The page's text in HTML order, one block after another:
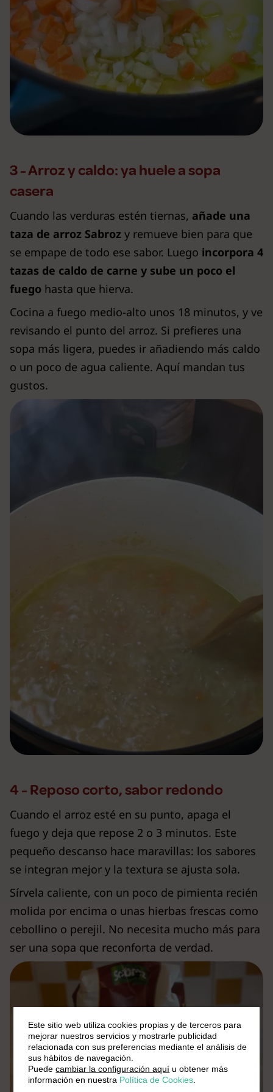
3 - Arroz y caldo: ya huele a sopa
casera
Cuando las verduras estén tiernas, añade una
taza de arroz Sabroz y remueve bien para que
se empape de todo ese sabor. Luego incorpora 4
tazas de caldo de carne y sube un poco el
fuego hasta que hierva.
Cocina a fuego medio-alto unos 18 minutos, y ve
revisando el punto del arroz. Si prefieres una
sopa más ligera, puedes ir añadiendo más caldo
o un poco de agua caliente. Aquí mandan tus
gustos.
4 - Reposo corto, sabor redondo
Cuando el arroz esté en su punto, apaga el
fuego y deja que repose 2 o 3 minutos. Este
pequeño descanso hace maravillas: los sabores
se integran mejor y la textura se ajusta sola.
Sírvela caliente, con un poco de pimienta recién
molida por encima o unas hierbas frescas como
cebollino o perejil. No necesita mucho más para
ser una sopa que reconforta de verdad.
Este sitio web utiliza cookies propias y de terceros para
mejorar nuestros servicios y mostrarle publicidad
relacionada con sus preferencias mediante el análisis de
sus hábitos de navegación.
Puedecambiar la configuración aquí u obtener más
información en nuestra Política de Cookies